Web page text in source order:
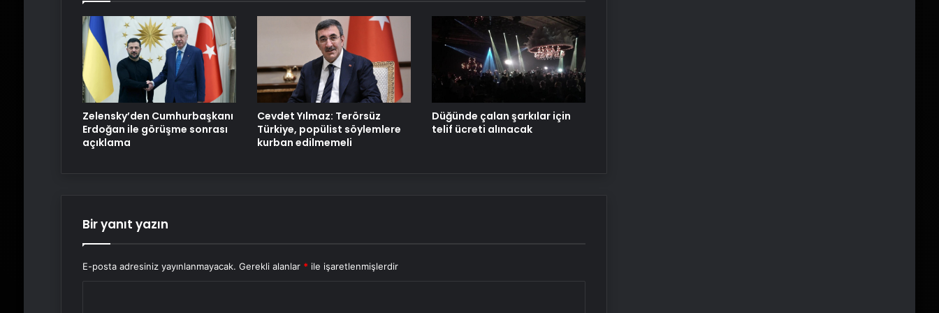
Datahost İle Güvenilir Sunucu
Zelensky’den Cumhurbaşkanı
Erdoğan ile görüşme sonrası
açıklama
Cevdet Yılmaz: Terörsüz
Türkiye, popülist söylemlere
kurban edilmemeli
Düğünde çalan şarkılar için
telif ücreti alınacak
Bir yanıt yazın
E-posta adresiniz yayınlanmayacak. Gerekli alanlar * ile işaretlenmişlerdir